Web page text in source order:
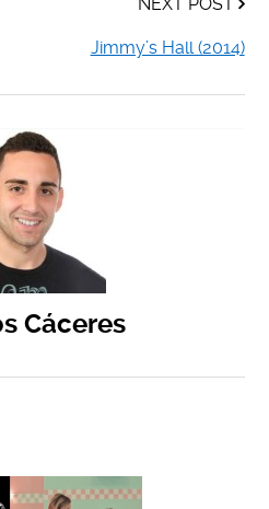
Jimmy’s Hall (2014)
Cáceres